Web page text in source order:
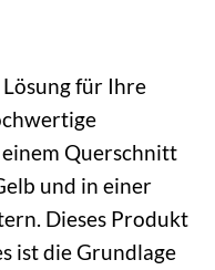
für Ihre
Querschnitt
und in einer
Dieses Produkt
ist die Grundlage